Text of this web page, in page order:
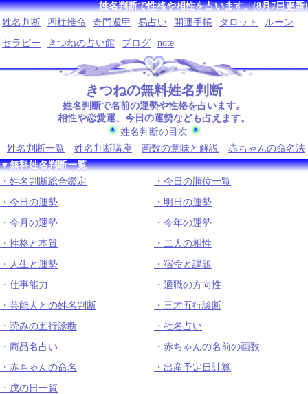
姓名判断で性格や相性を占います。(8月7日更新)
姓名判断
四柱推命 奇門遁甲 易占い 開運手帳 タロット
ルーン
セラピー
きつねの占い館 ブログ note
きつねの無料姓名判断
姓名判断で名前の運勢や性格を占います。
相性や恋愛運、今日の運勢なども占えます。
姓名判断の目次
姓名判断一覧
姓名判断講座 画数の意味と解説
赤ちゃんの命名法
▼無料姓名判断一覧
姓名判断総合鑑定
今日の順位一覧
今日の運勢
明日の運勢
今月の運勢
今年の運勢
性格と本質
二人の相性
人生と運勢
宿命と課題
仕事能力
適職の方向性
芸能人との姓名判断
三才五行診断
読みの五行診断
社名占い
商品名占い
赤ちゃんの名前の画数
赤ちゃんの命名
出産予定日計算
戌の日一覧